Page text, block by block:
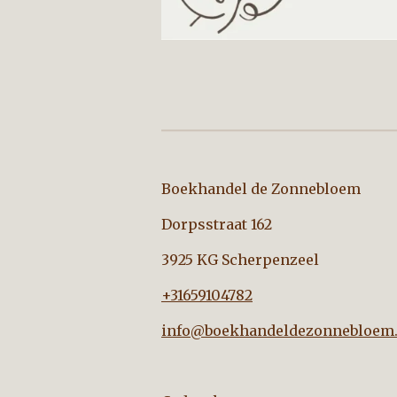
Boekhandel de
Dorpsstraat 162
3925 KG Scherpenzeel
+31659104782